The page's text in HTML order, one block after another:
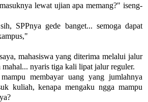
lewat ujian apa memang?" iseng-
SPPnya gede banget... semoga dapat
mahasiswa yang diterima melalui jalur
mahal... nyaris tiga kali lipat jalur reguler.
membayar uang yang jumlahnya
kuliah, kenapa mengaku ngga mampu